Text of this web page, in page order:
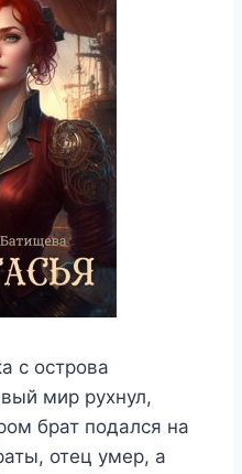
с острова
мир рухнул,
брат подался на
отец умер, а